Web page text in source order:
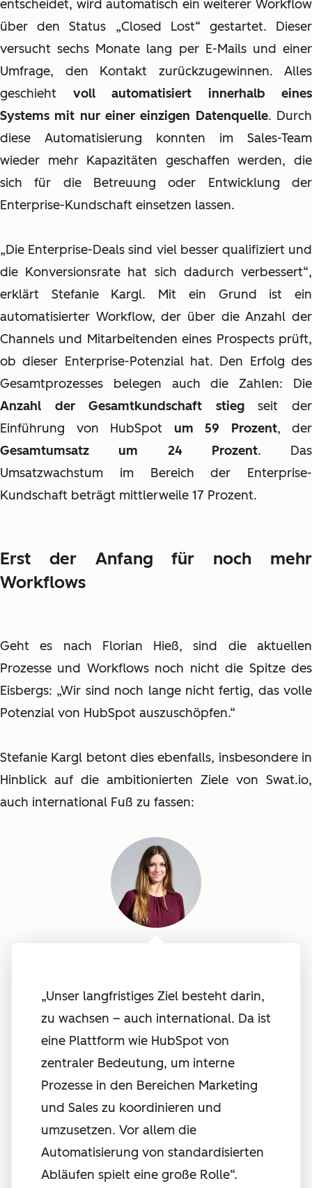
entscheidet, wird automatisch ein weiterer Workflow
über den Status „Closed Lost“ gestartet. Dieser
versucht sechs Monate lang per E-Mails und einer
Umfrage, den Kontakt zurückzugewinnen. Alles
geschieht voll automatisiert innerhalb eines
Systems mit nur einer einzigen Datenquelle. Durch
diese Automatisierung konnten im Sales-Team
wieder mehr Kapazitäten geschaffen werden, die
sich für die Betreuung oder Entwicklung der
Enterprise-Kundschaft einsetzen lassen.
„Die Enterprise-Deals sind viel besser qualifiziert und
die Konversionsrate hat sich dadurch verbessert“,
erklärt Stefanie Kargl. Mit ein Grund ist ein
automatisierter Workflow, der über die Anzahl der
Channels und Mitarbeitenden eines Prospects prüft,
ob dieser Enterprise-Potenzial hat. Den Erfolg des
Gesamtprozesses belegen auch die Zahlen: Die
Anzahl der Gesamtkundschaft stiegseit der
Einführung von HubSpot um 59 Prozent, der
Gesamtumsatz um 24 Prozent. Das
Umsatzwachstum im Bereich der Enterprise-
Kundschaft beträgt mittlerweile 17 Prozent.
Erst der Anfang für noch mehr
Workflows
Geht es nach Florian Hieß, sind die aktuellen
Prozesse und Workflows noch nicht die Spitze des
Eisbergs: „Wir sind noch lange nicht fertig, das volle
Potenzial von HubSpot auszuschöpfen.“
Stefanie Kargl betont dies ebenfalls, insbesondere in
Hinblick auf die ambitionierten Ziele von Swat.io,
auch international Fuß zu fassen:
„Unser langfristiges Ziel besteht darin,
zu wachsen – auch international. Da ist
eine Plattform wie HubSpot von
zentraler Bedeutung, um interne
Prozesse in den Bereichen Marketing
und Sales zu koordinieren und
umzusetzen. Vor allem die
Automatisierung von standardisierten
Abläufen spielt eine große Rolle“.